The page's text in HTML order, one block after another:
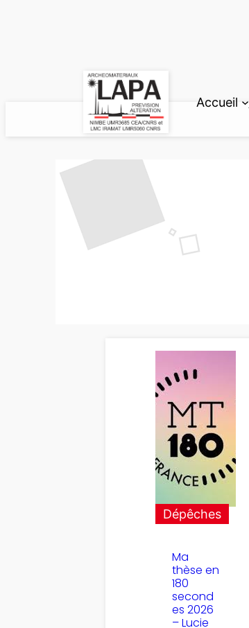
Accueil
Dépêches
Ma
thèse en
180
second
es 2026
– Lucie